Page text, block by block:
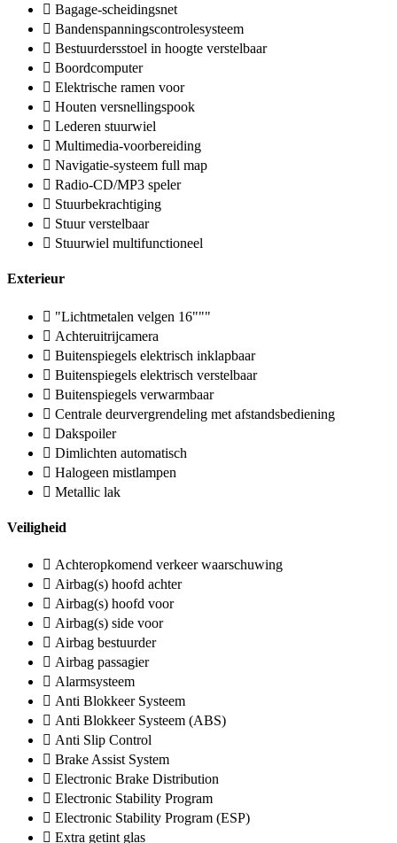
Bagage-scheidingsnet
Bandenspanningscontrolesysteem
Bestuurdersstoel in hoogte verstelbaar
Boordcomputer
Elektrische ramen voor
Houten versnellingspook
Lederen stuurwiel
Multimedia-voorbereiding
Navigatie-systeem full map
Radio-CD/MP3 speler
Stuurbekrachtiging
Stuur verstelbaar
Stuurwiel multifunctioneel
Exterieur
"Lichtmetalen velgen 16"""
Achteruitrijcamera
Buitenspiegels elektrisch inklapbaar
Buitenspiegels elektrisch verstelbaar
Buitenspiegels verwarmbaar
Centrale deurvergrendeling met afstandsbediening
Dakspoiler
Dimlichten automatisch
Halogeen mistlampen
Metallic lak
Veiligheid
Achteropkomend verkeer waarschuwing
Airbag(s) hoofd achter
Airbag(s) hoofd voor
Airbag(s) side voor
Airbag bestuurder
Airbag passagier
Alarmsysteem
Anti Blokkeer Systeem
Anti Blokkeer Systeem (ABS)
Anti Slip Control
Brake Assist System
Electronic Brake Distribution
Electronic Stability Program
Electronic Stability Program (ESP)
Extra getint glas